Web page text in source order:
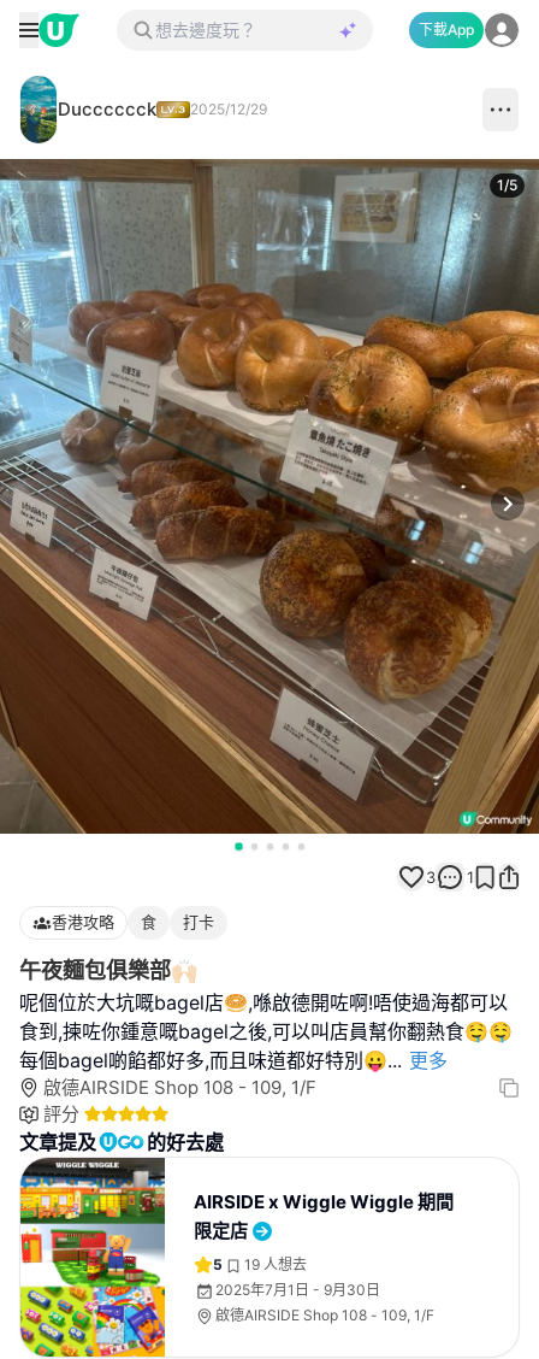
下載App
Ducccccck 2025/12/29
1/5
3 1
香港攻略 食 打卡
午夜麵包俱樂部🙌🏻
呢個位於大坑嘅bagel店🥯,喺啟德開咗啊!唔使過海都可以
食到,揀咗你鍾意嘅bagel之後,可以叫店員幫你翻熱食🤤🤤
每個bagel啲餡都好多,而且味道都好特別😛... 更多
啟德AIRSIDE Shop 108 - 109, 1/F
評分
文章提及 的好去處
AIRSIDE x Wiggle Wiggle 期間
限定店
5 19 人想去
2025年7月1日 - 9月30日
啟德AIRSIDE Shop 108 - 109, 1/F